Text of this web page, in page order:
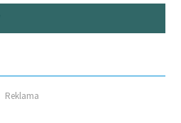
Reklama